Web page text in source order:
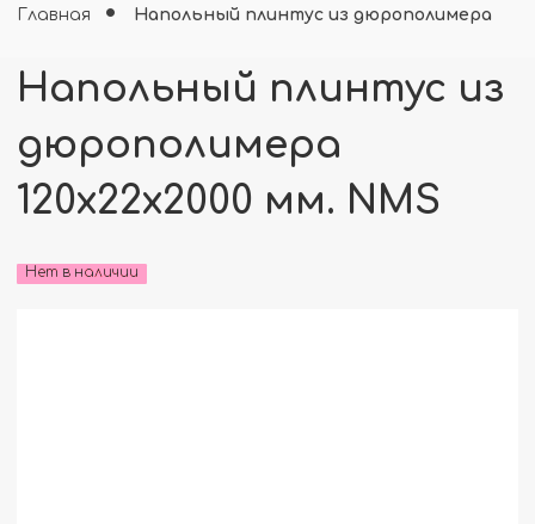
Главная Напольный плинтус из дюрополимера
Напольный плинтус из
дюрополимера
120x22x2000 мм. NMS
Нет в наличии